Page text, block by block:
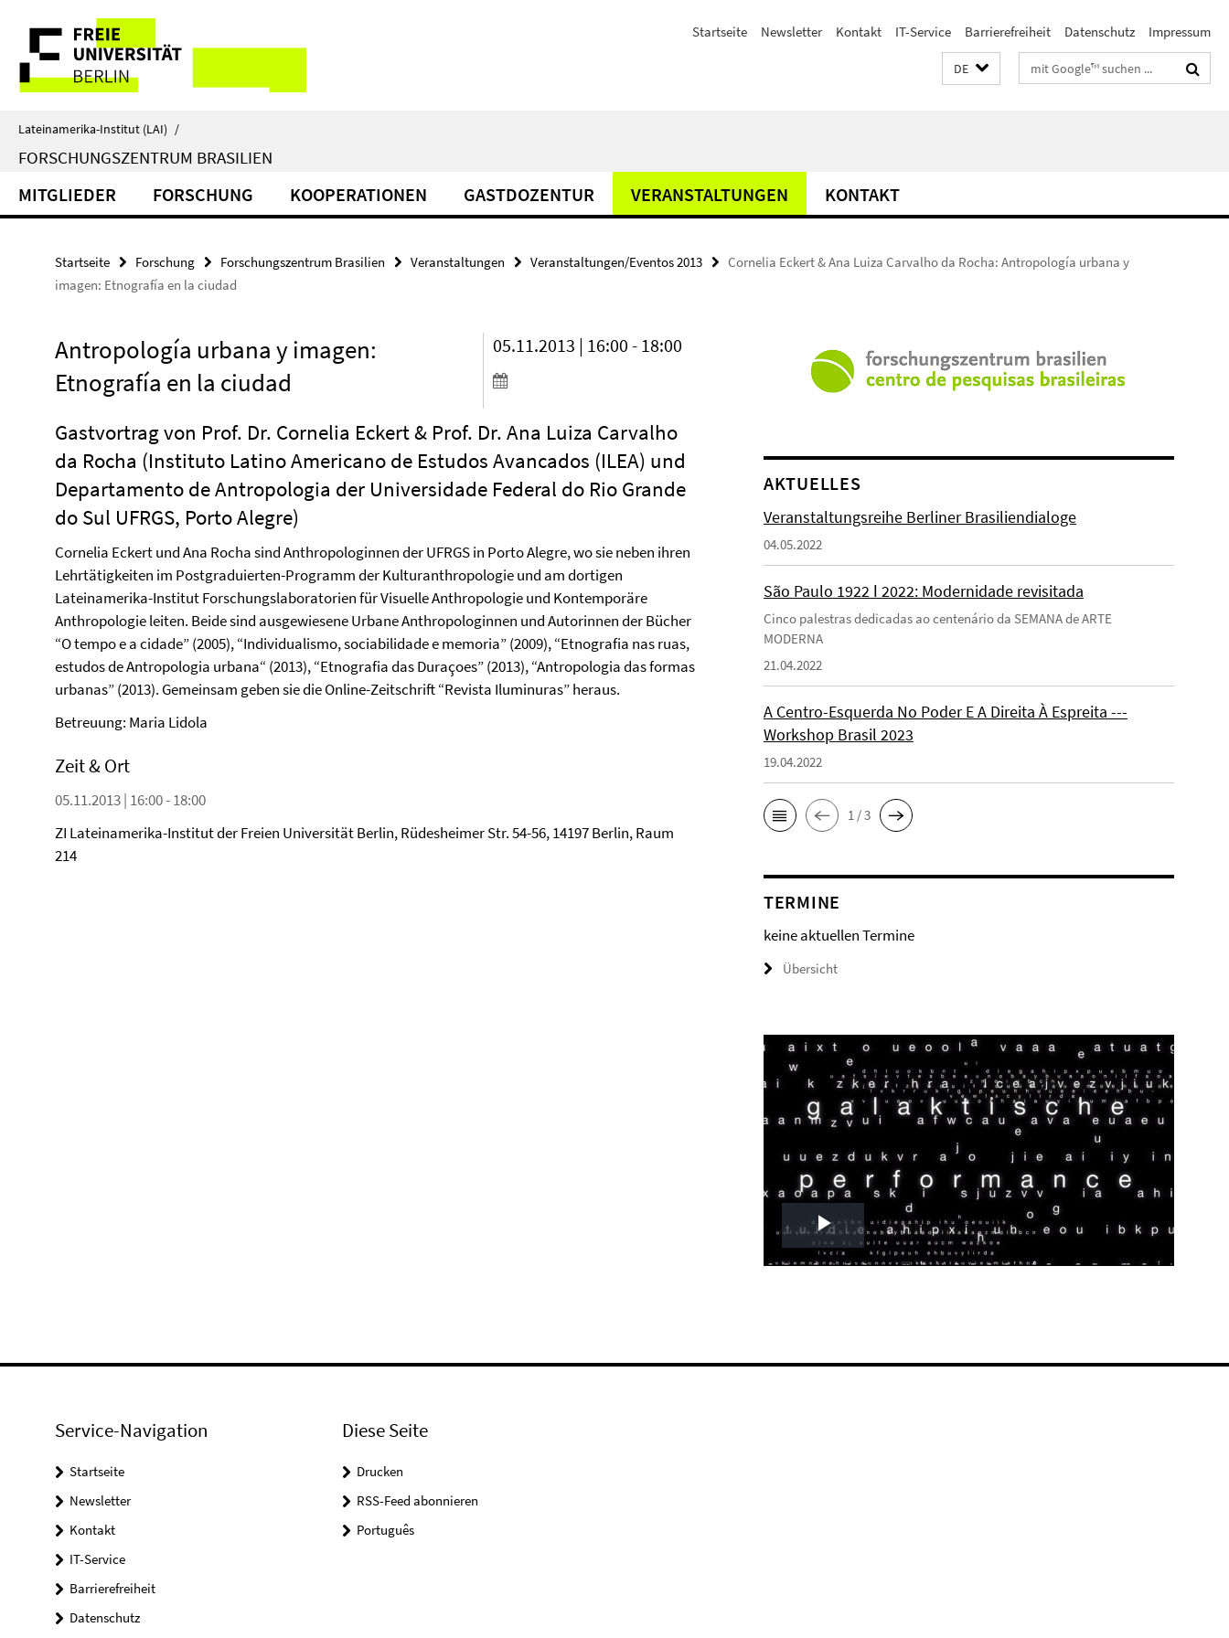
direkt
Inhalt
Service-
Navigation
Startseite Newsletter Kontakt IT-Service Barrierefreiheit Datenschutz Impressum
DE Suchbegriffe
Lateinamerika-Institut (LAI) /
FORSCHUNGSZENTRUM BRASILIEN
MITGLIEDER FORSCHUNG KOOPERATIONEN GASTDOZENTUR VERANSTALTUNGEN KONTAKT
Startseite Forschung Forschungszentrum Brasilien Veranstaltungen Veranstaltungen/Eventos 2013
Cornelia Eckert & Ana Luiza Carvalho da Rocha: Antropología urbana y
imagen: Etnografía en la ciudad
Antropología urbana y imagen:
Etnografía en la ciudad
05.11.2013 | 16:00 - 18:00
Gastvortrag von Prof. Dr. Cornelia Eckert & Prof. Dr. Ana Luiza Carvalho
da Rocha (Instituto Latino Americano de Estudos Avancados (ILEA) und
Departamento de Antropologia der Universidade Federal do Rio Grande
do Sul UFRGS, Porto Alegre)
Cornelia Eckert und Ana Rocha sind Anthropologinnen der UFRGS in Porto Alegre, wo sie neben ihren
Lehrtätigkeiten im Postgraduierten-Programm der Kulturanthropologie und am dortigen
Lateinamerika-Institut Forschungslaboratorien für Visuelle Anthropologie und Kontemporäre
Anthropologie leiten. Beide sind ausgewiesene Urbane Anthropologinnen und Autorinnen der Bücher
“O tempo e a cidade” (2005), “Individualismo, sociabilidade e memoria” (2009), “Etnografia nas ruas,
estudos de Antropologia urbana“ (2013), “Etnografia das Duraçoes” (2013), “Antropologia das formas
urbanas” (2013). Gemeinsam geben sie die Online-Zeitschrift “Revista Iluminuras” heraus.
Betreuung: Maria Lidola
Zeit & Ort
05.11.2013 | 16:00 - 18:00
ZI Lateinamerika-Institut der Freien Universität Berlin, Rüdesheimer Str. 54-56, 14197 Berlin, Raum
214
AKTUELLES
Veranstaltungsreihe Berliner Brasiliendialoge
04.05.2022
São Paulo 1922 ǀ 2022: Modernidade revisitada
Cinco palestras dedicadas ao centenário da SEMANA de ARTE
MODERNA
21.04.2022
A Centro-Esquerda No Poder E A Direita À Espreita ---
Workshop Brasil 2023
19.04.2022
1 / 3
TERMINE
keine aktuellen Termine
Übersicht
Play
Service-Navigation
Startseite
Newsletter
Kontakt
IT-Service
Barrierefreiheit
Datenschutz
Diese Seite
Drucken
RSS-Feed abonnieren
Português